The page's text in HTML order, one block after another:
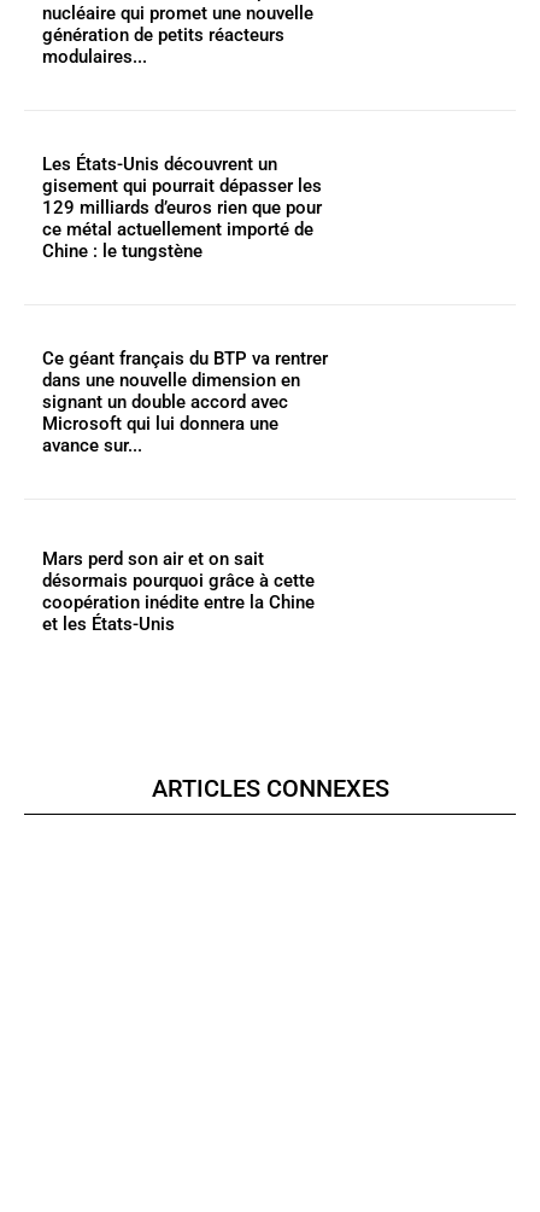
nucléaire qui promet une nouvelle
génération de petits réacteurs
modulaires...
Les États-Unis découvrent un
gisement qui pourrait dépasser les
129 milliards d’euros rien que pour
ce métal actuellement importé de
Chine : le tungstène
Ce géant français du BTP va rentrer
dans une nouvelle dimension en
signant un double accord avec
Microsoft qui lui donnera une
avance sur...
Mars perd son air et on sait
désormais pourquoi grâce à cette
coopération inédite entre la Chine
et les États-Unis
ARTICLES CONNEXES